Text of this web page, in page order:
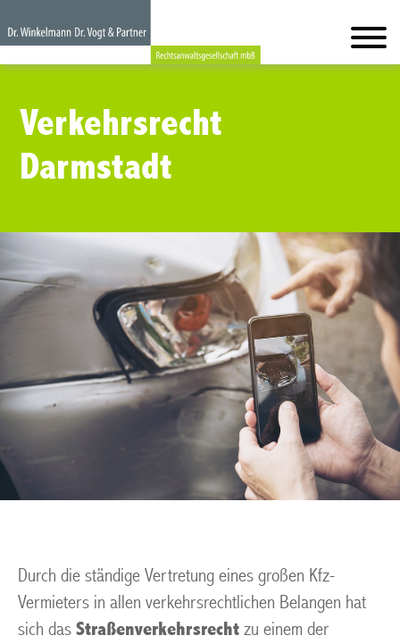
Verkehrsrecht
Darmstadt
Durch die ständige Vertretung eines großen Kfz-
Vermieters in allen verkehrsrechtlichen Belangen hat
sich das Straßenverkehrsrecht zu einem der